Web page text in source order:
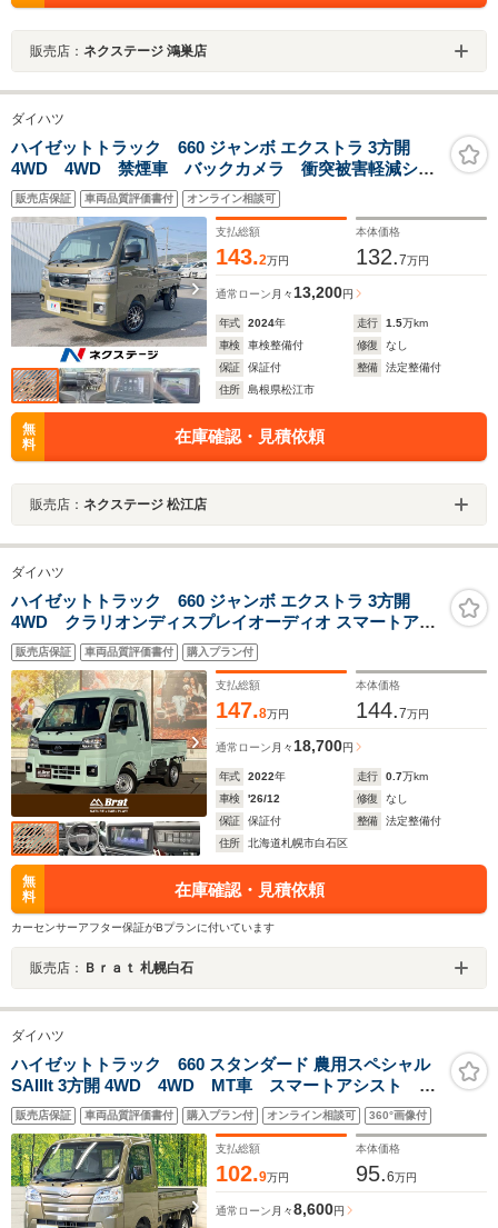
販売店： ネクステージ 鴻巣店
ダイハツ
ハイゼットトラック 660 ジャンボ エクストラ 3方開
4WD 4WD 禁煙車 バックカメラ 衝突被害軽減シス
テム LEDヘッドライト ETC Bluetooth
販売店保証 車両品質評価書付 オンライン相談可
支払総額
143.2万円
本体価格
132.7万円
通常ローン 月々 13,200円
年式 2024年 走行 1.5万km
車検
車検整備付 修復
なし
保証
保証付 整備
法定整備付
住所
島根県松江市
無
料
在庫確認・見積依頼
販売店： ネクステージ 松江店
ダイハツ
ハイゼットトラック 660 ジャンボ エクストラ 3方開
4WD クラリオンディスプレイオーディオ スマートアシ
スト リアデフロック 横滑り防止 リアコーナーセンサー
純正LEDヘッドライト 純正フォグランプ オートライト 横
滑り防止 アイドリングストップ スマートキー
販売店保証 車両品質評価書付 購入プラン付
支払総額
147.8万円
本体価格
144.7万円
通常ローン 月々 18,700円
年式 2022年 走行 0.7万km
車検
'26/12 修復
なし
保証
保証付 整備
法定整備付
住所
北海道札幌市白石区
無
料
在庫確認・見積依頼
カーセンサーアフター保証がBプランに付いています
販売店： Ｂｒａｔ 札幌白石
ダイハツ
ハイゼットトラック 660 スタンダード 農用スペシャル
SAIIIt 3方開 4WD 4WD MT車 スマートアシスト ク
リアランスソナー LEDヘッド オートライト ヘッド
ライトレベライザー 三方開 オーディオ
販売店保証 車両品質評価書付 購入プラン付 オンライン相談可 360°画像付
支払総額
102.9万円
本体価格
95.6万円
通常ローン 月々8,600円